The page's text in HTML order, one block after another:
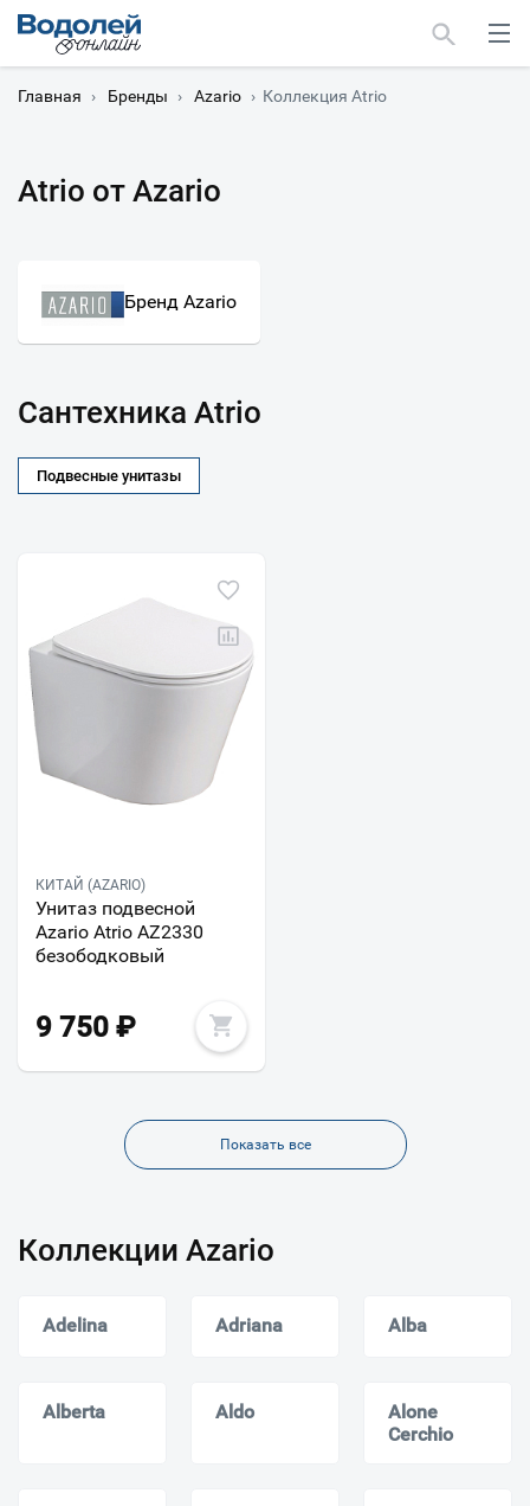
Главная › Бренды › Azario › Коллекция Atrio
Atrio от Azario
Бренд Azario
Сантехника Atrio
Подвесные унитазы
КИТАЙ (AZARIO)
Унитаз подвесной
Azario Atrio AZ2330
безободковый
9 750 ₽
Показать все
Коллекции Azario
Adelina Adriana Alba
Alberta Aldo
Alone
Cerchio